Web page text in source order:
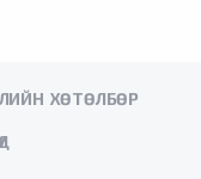
ХӨТӨЛБӨР